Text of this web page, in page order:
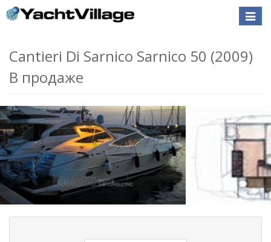
Toggle
Cantieri Di Sarnico Sarnico 50 (2009)
В продаже